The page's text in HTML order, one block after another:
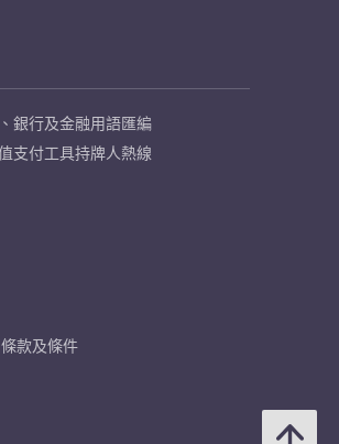
銀行及金融用語匯編
支付工具持牌人熱線
款及條件